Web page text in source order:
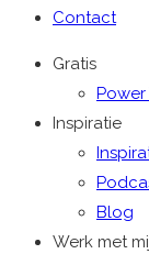
Contact
Gratis
Power
Inspiratie
Blog
Werk met